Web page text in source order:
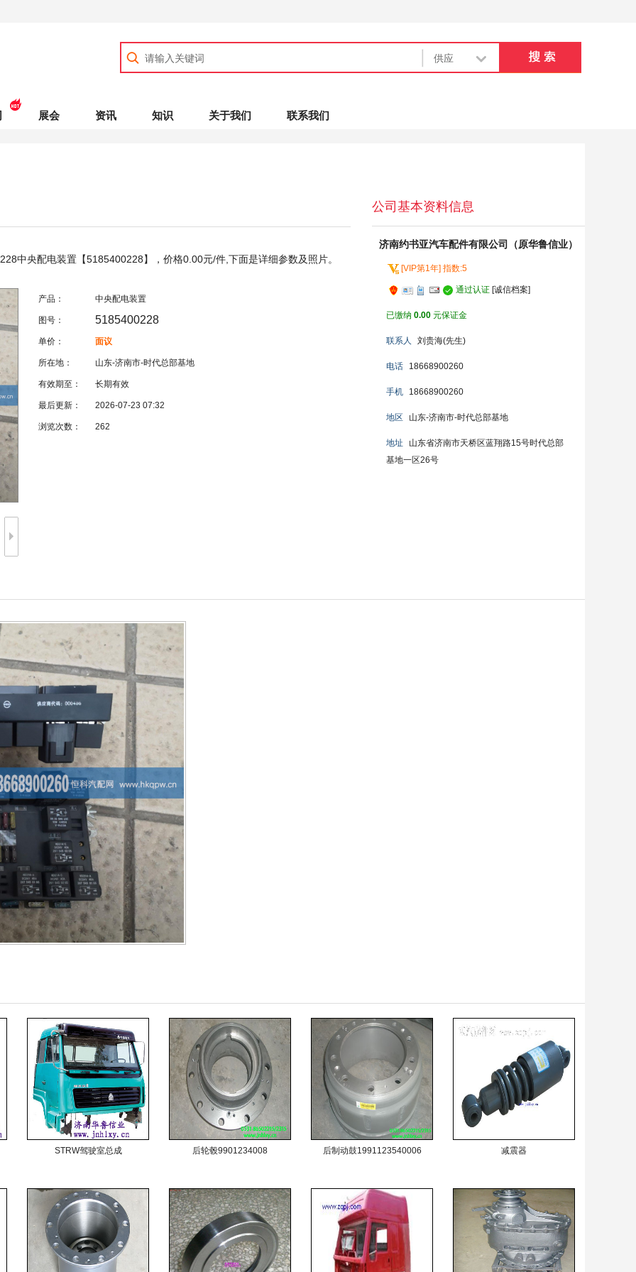
展会 资讯 知识 关于我们 联系我们
中央配电装置【5185400228】，价格0.00元/件,下面是详细参数及照片。
产品： 中央配电装置
图号： 5185400228
单价： 面议
所在地： 山东-济南市-时代总部基地
有效期至： 长期有效
最后更新： 2026-07-23 07:32
浏览次数： 262
公司基本资料信息
济南约书亚汽车配件有限公司（原华鲁信业）
[VIP第1年] 指数:5
通过认证 [诚信档案]
已缴纳 0.00 元保证金
联系人 刘贵海(先生)
电话 18668900260
手机 18668900260
地区 山东-济南市-时代总部基地
地址
山东省济南市天桥区蓝翔路15号时代总部
基地一区26号
STRW驾驶室总成 后轮毂9901234008 后制动鼓1991123540006 减震器